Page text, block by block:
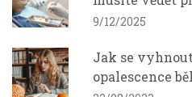
9/12/2025
Jak se
opalescence